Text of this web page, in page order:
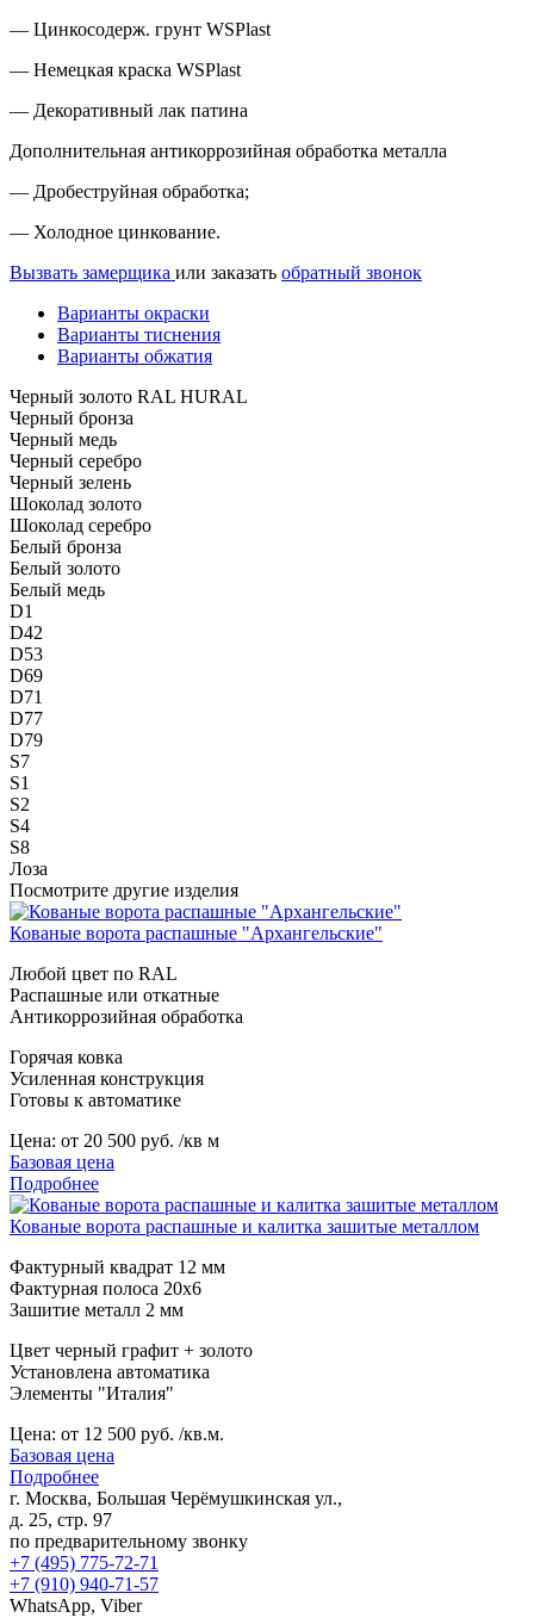
— Цинкосодерж. грунт WSPlast
— Немецкая краска WSPlast
— Декоративный лак патина
Дополнительная антикоррозийная обработка металла
— Дробеструйная обработка;
— Холодное цинкование.
Вызвать замерщика или заказать обратный звонок
Варианты окраски
Варианты тиснения
Варианты обжатия
Черный золото RAL HURAL
Черный бронза
Черный медь
Черный серебро
Черный зелень
Шоколад золото
Шоколад серебро
Белый бронза
Белый золото
Белый медь
D1
D42
D53
D69
D71
D77
D79
S7
S1
S2
S4
S8
Лоза
Посмотрите другие изделия
Кованые ворота распашные "Архангельские"
Любой цвет по RAL
Распашные или откатные
Антикоррозийная обработка
Горячая ковка
Усиленная конструкция
Готовы к автоматике
Цена: от 20 500 руб. /кв м
Базовая цена
Подробнее
Кованые ворота распашные и калитка зашитые металлом
Фактурный квадрат 12 мм
Фактурная полоса 20х6
Зашитие металл 2 мм
Цвет черный графит + золото
Установлена автоматика
Элементы "Италия"
Цена: от 12 500 руб. /кв.м.
Базовая цена
Подробнее
г. Москва, Большая Черёмушкинская ул.,
д. 25, стр. 97
по предварительному звонку
+7 (495) 775-72-71
+7 (910) 940-71-57
WhatsApp, Viber